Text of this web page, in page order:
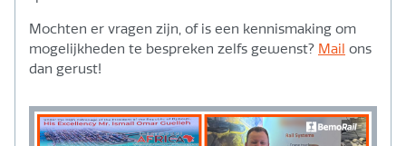
Mochten er vragen zijn, of is een kennismaking om
mogelijkheden te bespreken zelfs gewenst? Mail ons
dan gerust!